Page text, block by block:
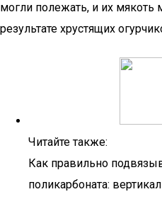
могли полежать, и их мякоть
результате хрустящих
Читайте также:
Как правильно
поликарбоната: